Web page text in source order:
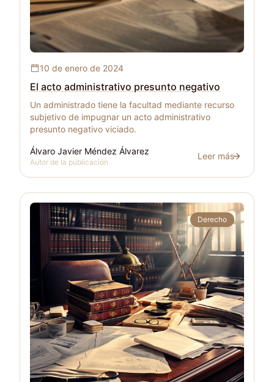
10 de enero de 2024
El acto administrativo presunto negativo
Un administrado tiene la facultad mediante recurso
subjetivo de impugnar un acto administrativo
presunto negativo viciado.
Álvaro Javier Méndez Álvarez
Autor de la publicación El acto
Leer más
Derecho